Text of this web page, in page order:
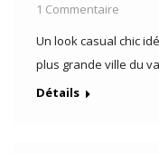
1 Commentaire
Un look casual chic
plus grande ville du
Détails